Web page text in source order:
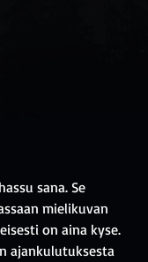
mielikuvan
on aina kyse.
ajankulutuksesta